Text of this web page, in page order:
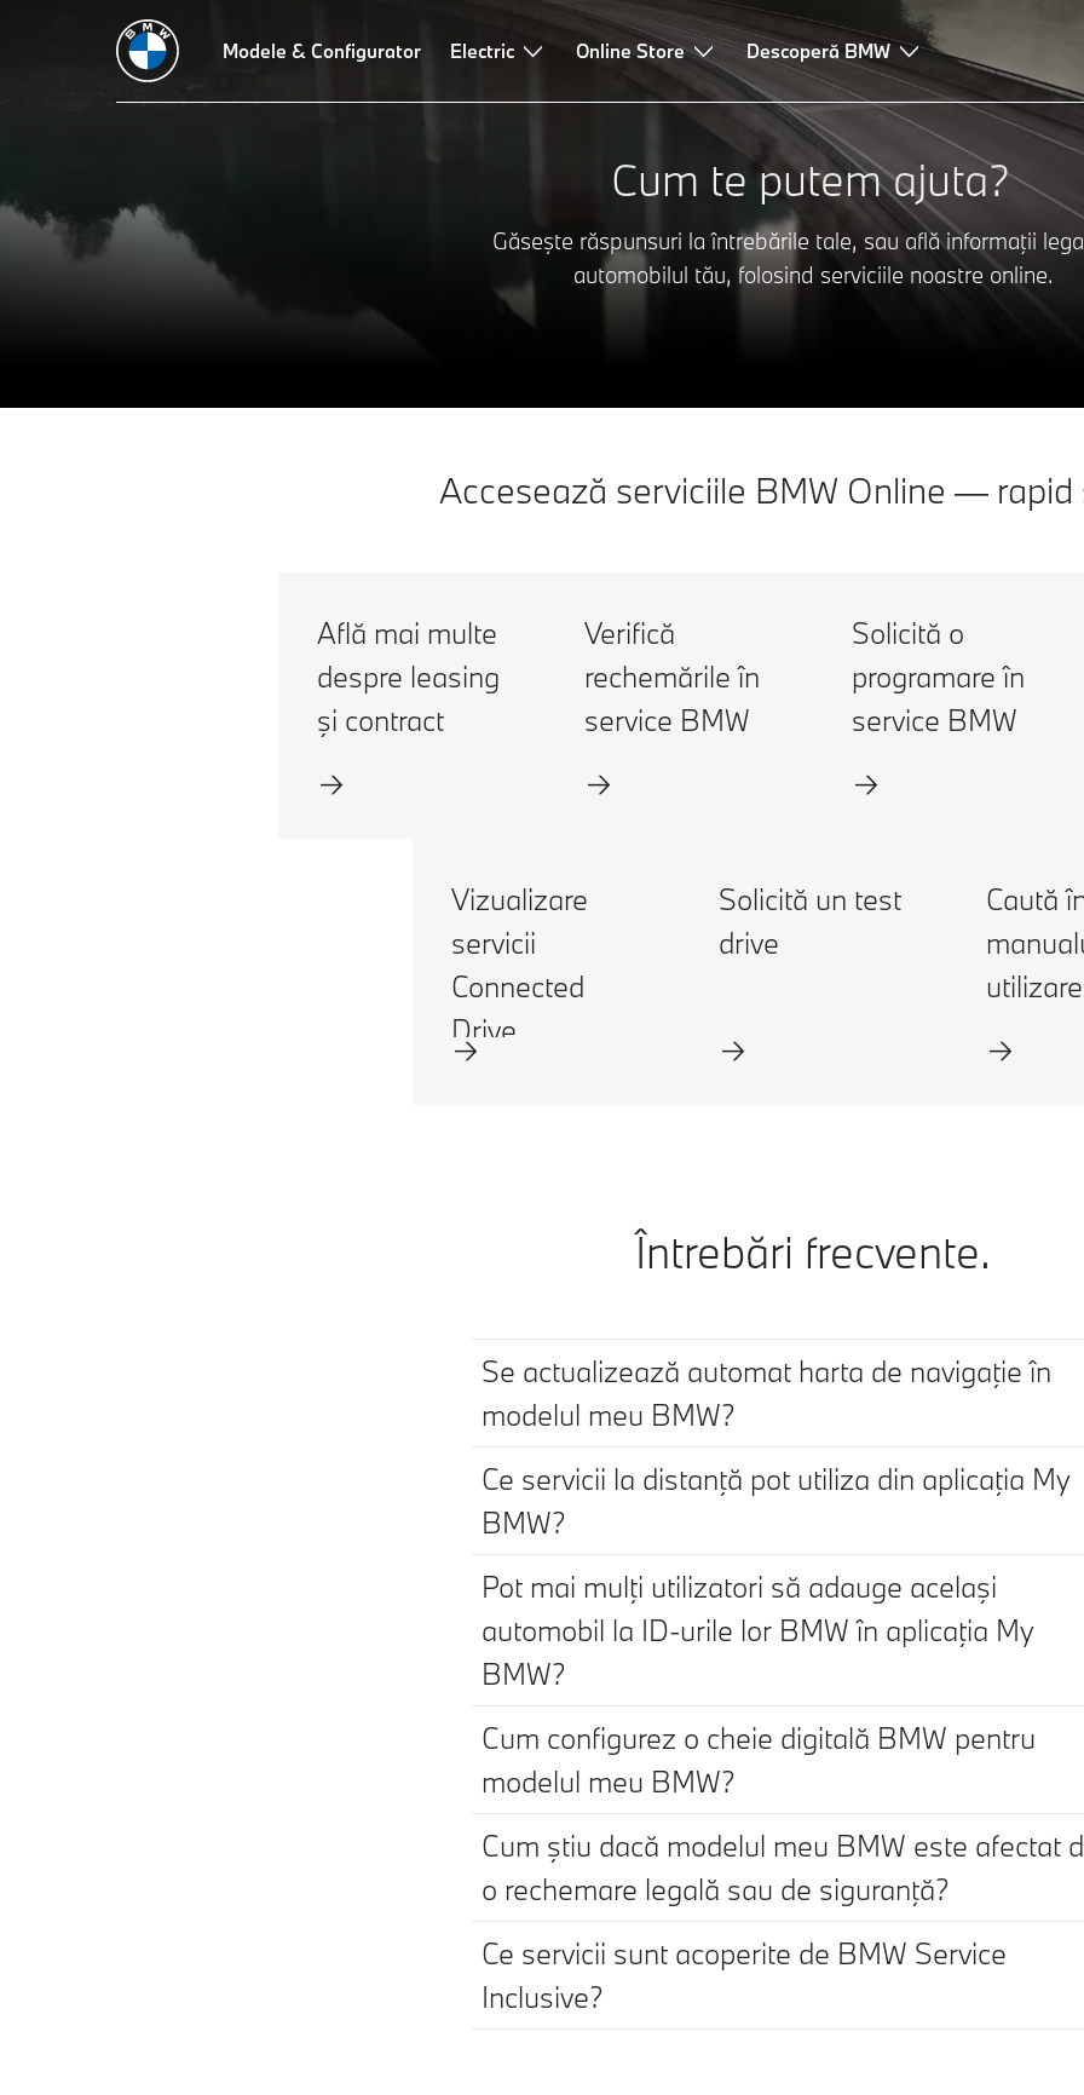
Modele & Configurator Electric Online Store Descoperă BMW
Cum te putem ajuta?
Găseşte răspunsuri la întrebările tale, sau află informaţii
automobilul tău, folosind serviciile noastre online.
Accesează serviciile BMW Online — rapid
Află mai multe
despre leasing
şi contract
Verifică
rechemările în
service BMW
Solicită o
programare în
service BMW
Vizualizare
servicii
Connected
Drive
Solicită un test
drive
Caută
utilizare
Întrebări frecvente.
Se actualizează automat harta de navigaţie în
modelul meu BMW?
Ce servicii la distanţă pot utiliza din aplicaţia My
BMW?
Pot mai mulţi utilizatori să adauge acelaşi
automobil la ID-urile lor BMW în aplicaţia My
BMW?
Cum configurez o cheie digitală BMW pentru
modelul meu BMW?
Cum ştiu dacă modelul meu BMW este afectat
o rechemare legală sau de siguranţă?
Ce servicii sunt acoperite de BMW Service
Inclusive?